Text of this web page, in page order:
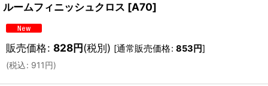
ルームフィニッシュクロス [A70]
販売価格: 828円(税別) [通常販売価格: 853 円]
(税込: 911円)